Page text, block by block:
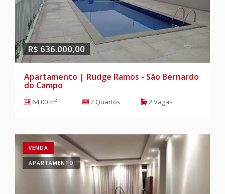
R$ 636.000,00
Apartamento | Rudge Ramos - São Bernardo
do Campo
64,00 m² 2 Quartos 2 Vagas
VENDA
APARTAMENTO